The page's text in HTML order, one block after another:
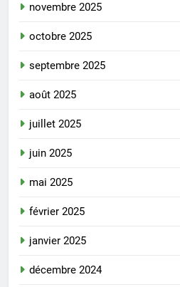
novembre 2025
octobre 2025
septembre 2025
août 2025
juillet 2025
juin 2025
mai 2025
février 2025
janvier 2025
décembre 2024